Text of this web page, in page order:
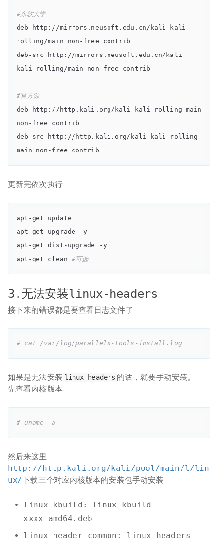
#东软大学
deb http://mirrors.neusoft.edu.cn/kali kali-
rolling/main non-free contrib
deb-src http://mirrors.neusoft.edu.cn/kali
kali-rolling/main non-free contrib
#官方源
deb http://http.kali.org/kali kali-rolling main
non-free contrib
deb-src http://http.kali.org/kali kali-rolling
更新完依次执行
apt-get update
apt-get upgrade -y
apt-get dist-upgrade -y
apt-get clean #可选
3.无法安装linux-headers
接下来的错误都是要查看日志文件了
# cat /var/log/parallels-tools-install.log
如果是无法安装 linux-headers 的话，就要手动安装。
先查看内核版本
# uname -a
然后来这里
http://http.kali.org/kali/pool/main/l/lin
ux/下载三个对应内核版本的安装包手动安装
linux-kbuild: linux-kbuild-
xxxx_amd64.deb
linux-header-common: linux-headers-